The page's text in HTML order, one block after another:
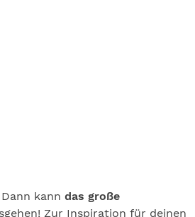
kann das große
Zur Inspiration für deinen